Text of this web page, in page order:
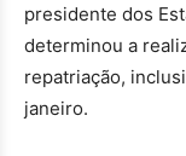
presidente dos
determinou a
repatriação,
janeiro.